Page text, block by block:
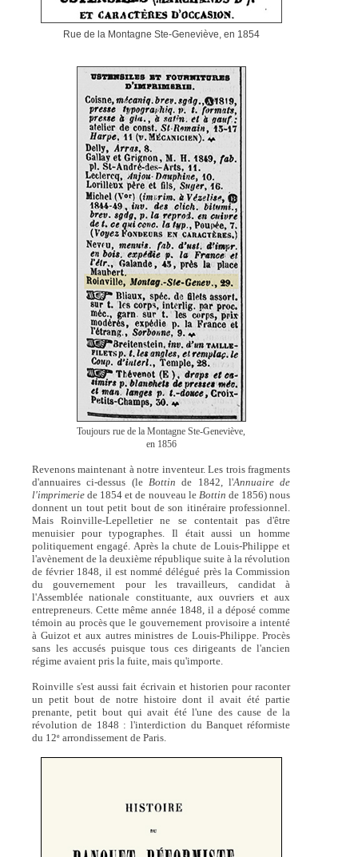
Rue de la Montagne Ste-Geneviève, en 1854
Toujours rue de la Montagne Ste-Geneviève,
en 1856
Revenons maintenant à notre inventeur. Les trois fragments
d'annuaires ci-dessus (le Bottin de 1842, l'Annuaire de
l'imprimeriede 1854 et de nouveau le Bottin de 1856) nous
donnent un tout petit bout de son itinéraire professionnel.
Mais Roinville-Lepelletier ne se contentait pas d'être
menuisier pour typographes. Il était aussi un homme
politiquement engagé. Après la chute de Louis-Philippe et
l'avènement de la deuxième république suite à la révolution
de février 1848, il est nommé délégué près la Commission
du gouvernement pour les travailleurs, candidat à
l'Assemblée nationale constituante, aux ouvriers et aux
entrepreneurs. Cette même année 1848, il a déposé comme
témoin au procès que le gouvernement provisoire a intenté
à Guizot et aux autres ministres de Louis-Philippe. Procès
sans les accusés puisque tous ces dirigeants de l'ancien
régime avaient pris la fuite, mais qu'importe.
Roinville s'est aussi fait écrivain et historien pour raconter
un petit bout de notre histoire dont il avait été partie
prenante, petit bout qui avait été l'une des cause de la
révolution de 1848 : l'interdiction du Banquet réformiste
du 12earrondissement de Paris.